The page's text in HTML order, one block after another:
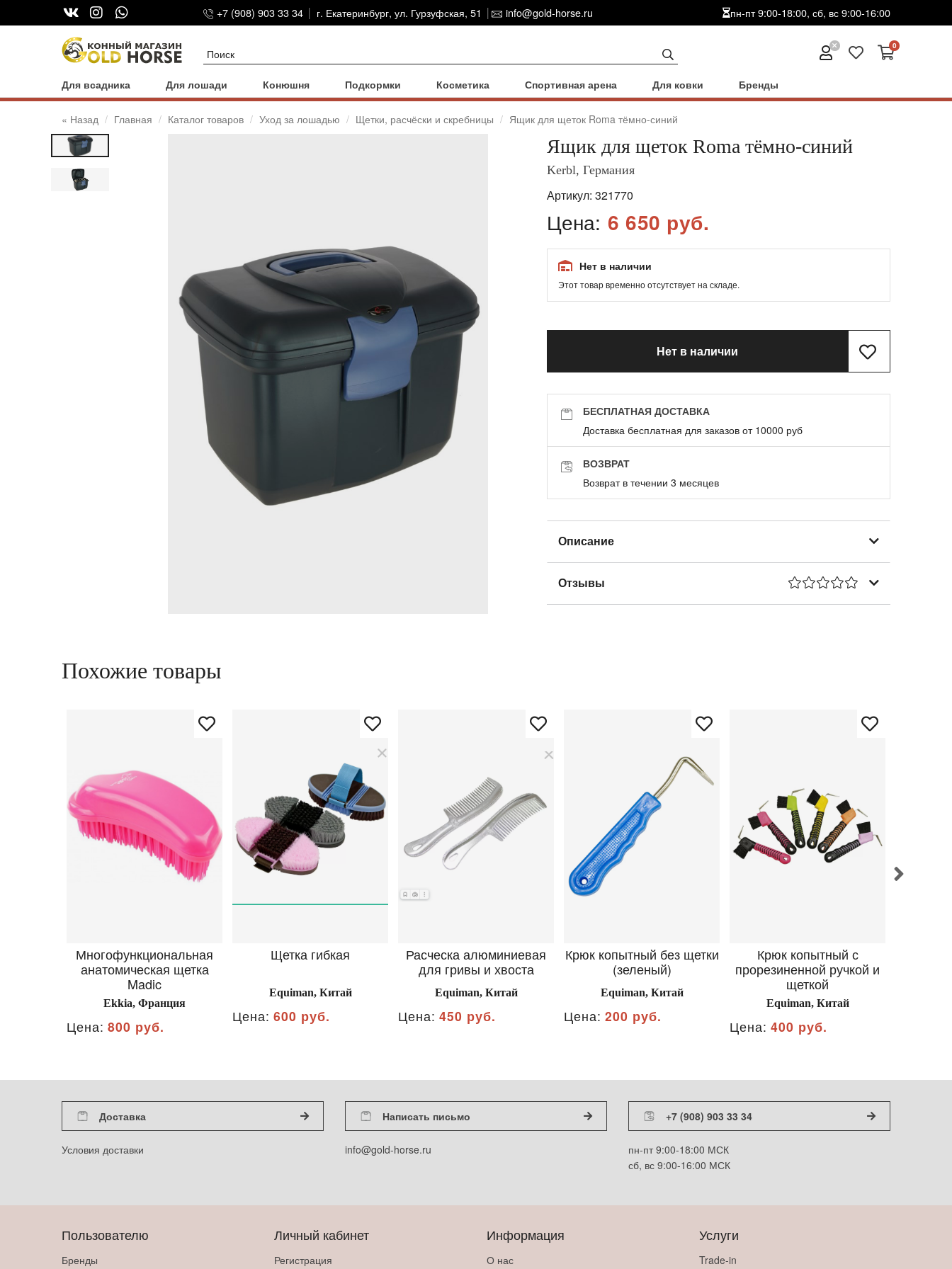
+7 (908) 903 33 34 г. Екатеринбург, ул. Гурзуфская, 51 info@gold-horse.ru пн-пт 9:00-18:00, сб, вс 9:00-16:00
0
Для всадника Для лошади Конюшня Подкормки Косметика Спортивная арена Для ковки Бренды
« Назад Главная Каталог товаров Уход за лошадью Щетки, расчёски и скребницы Ящик для щеток Roma тёмно-синий
Ящик для щеток Roma тёмно-синий
Kerbl, Германия
Артикул: 321770
Цена: 6 650 руб.
Нет в наличии
Этот товар временно отсутствует на складе.
Нет в наличии
БЕСПЛАТНАЯ ДОСТАВКА
Доставка бесплатная для заказов от 10000 руб
ВОЗВРАТ
Возврат в течении 3 месяцев
Описание
Отзывы
Похожие товары
Многофункциональная
анатомическая щетка
Madic
Ekkia, Франция
Цена: 800 руб.
Щетка гибкая
Equiman, Китай
Цена: 600 руб.
Расческа алюминиевая
для гривы и хвоста
Equiman, Китай
Цена: 450 руб.
Крюк копытный без щетки
(зеленый)
Equiman, Китай
Цена: 200 руб.
Крюк копытный с
прорезиненной ручкой и
щеткой
Equiman, Китай
Цена: 400 руб.
Доставка
Условия доставки
Написать письмо
info@gold-horse.ru
+7 (908) 903 33 34
пн-пт 9:00-18:00 МСК
сб, вс 9:00-16:00 МСК
Пользователю
Бренды
Личный кабинет
Регистрация
Информация
О нас
Услуги
Trade-in